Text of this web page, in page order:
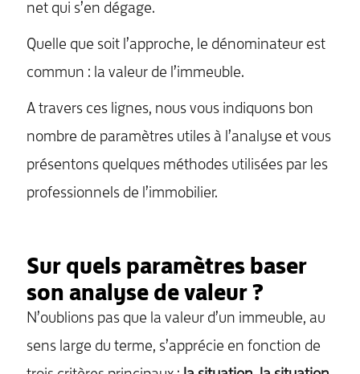
net qui s’en dégage.
Quelle que soit l’approche, le dénominateur est
commun : la valeur de l’immeuble.
A travers ces lignes, nous vous indiquons bon
nombre de paramètres utiles à l’analyse et vous
présentons quelques méthodes utilisées par les
professionnels de l’immobilier.
Sur quels paramètres baser
son analyse de valeur ?
N’oublions pas que la valeur d’un immeuble, au
sens large du terme, s’apprécie en fonction de